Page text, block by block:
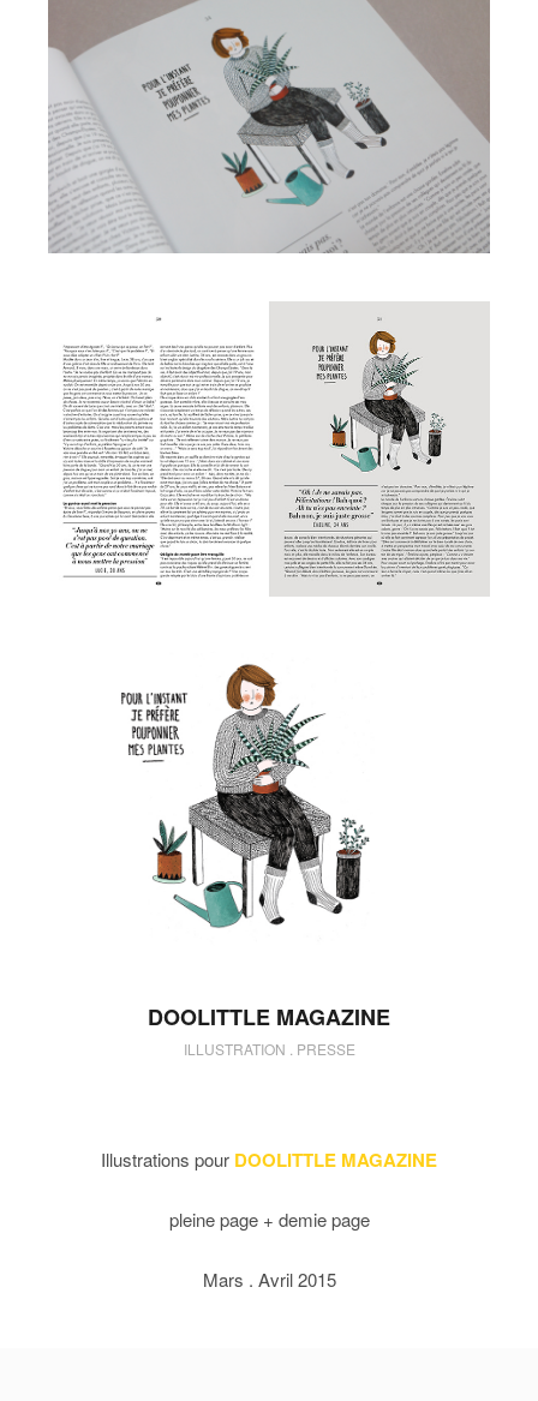
DOOLITTLE MAGAZINE
ILLUSTRATION . PRESSE
Illustrations pour DOOLITTLE MAGAZINE
pleine page + demie page
Mars . Avril 2015